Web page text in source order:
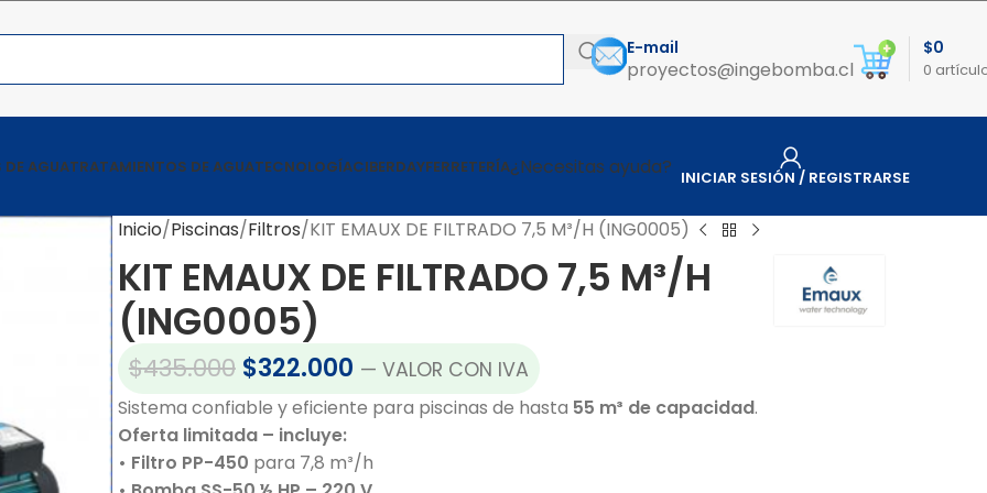
E-mail
proyectos@ingebomba.cl 0
$0
DE AGUATRATAMIENTOS DE AGUATECNOLOGÍACIBERDAYFERRETERÍA¿Necesitas ayuda? INICIAR SESIÓN / REGISTRARSE
Inicio Piscinas Filtros KIT EMAUX DE FILTRADO 7,5 M³/H (ING0005)
KIT EMAUX DE FILTRADO 7,5 M³/H
(ING0005)
$435.000 $322.000 — VALOR CON IVA
Sistema confiable y eficiente para piscinas de hasta 55 m³ de capacidad.
Oferta limitada – incluye:
• Filtro PP-450 para 7,8 m³/h